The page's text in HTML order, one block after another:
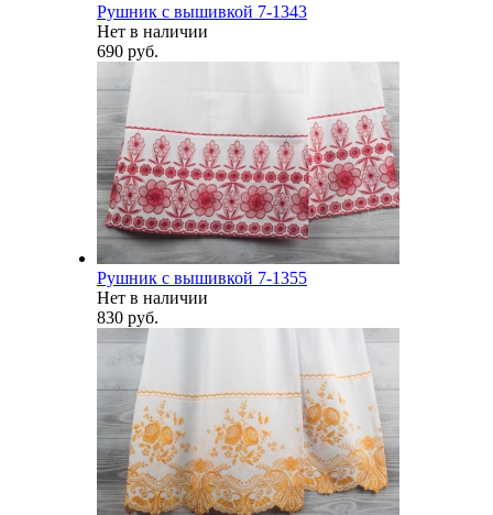
Рушник с вышивкой 7-1343
Нет в наличии
690 руб.
Рушник с вышивкой 7-1355
Нет в наличии
830 руб.